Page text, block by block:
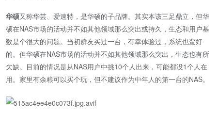
华硕又称华芸、爱速特，是华硕的子品牌。其实本该三足鼎立，但华
硕在NAS市场的活动并不如其他领域那么突出或持久，生态和用户基
数是个很大的问题。当初群友买过一台，有幸体验过，系统也蛮好
的。但华硕在NAS市场的活动并不如其他领域那么突出，生态也有所
欠缺。目前的情况是从NAS用户中挑10个人出来，可能都没1个人在
用。家里有余粮可以买个玩，但不建议作为中年人的第一台的NAS。